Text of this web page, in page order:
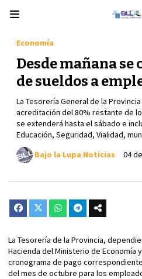
Desde mañana
de sueldos a
La Tesorería General de la
acreditación del 80% restante de
se extenderá hasta el sábado e
Educación, Seguridad, Vialidad,
Economía
04
Bajo la Lupa Noticias
La Tesorería de la Provincia,
Hacienda del Ministerio de Economía
cronograma de pago
del mes de octubre para los